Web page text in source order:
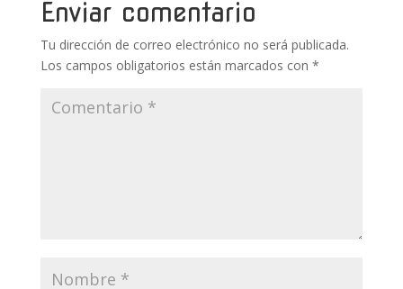
k p r
Enviar comentario
Tu dirección de correo electrónico no será publicada.
Los campos obligatorios están marcados con *